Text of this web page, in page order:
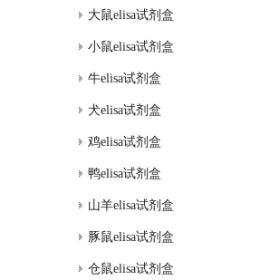
大鼠elisa试剂盒
小鼠elisa试剂盒
牛elisa试剂盒
犬elisa试剂盒
鸡elisa试剂盒
鸭elisa试剂盒
山羊elisa试剂盒
豚鼠elisa试剂盒
仓鼠elisa试剂盒